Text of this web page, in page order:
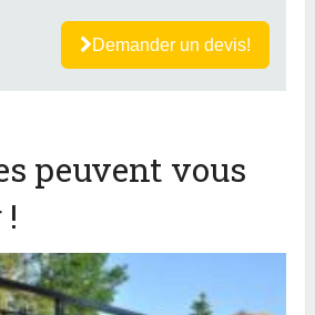
Demander un devis!
peuvent vous